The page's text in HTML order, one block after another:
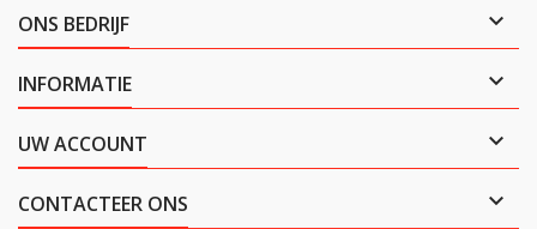
ONS BEDRIJF 
INFORMATIE 
UW ACCOUNT 
CONTACTEER ONS 